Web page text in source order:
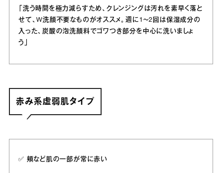
「洗う時間を極力減らすため、クレンジングは汚れを素早く落と
せて、W洗顔不要なものがオススメ。週に1～2回は保湿成分の
入った、炭酸の泡洗顔料でゴワつき部分を中心に洗いましょ
う」
赤み系虚弱肌タイプ
✅️ 頬など肌の一部が常に赤い